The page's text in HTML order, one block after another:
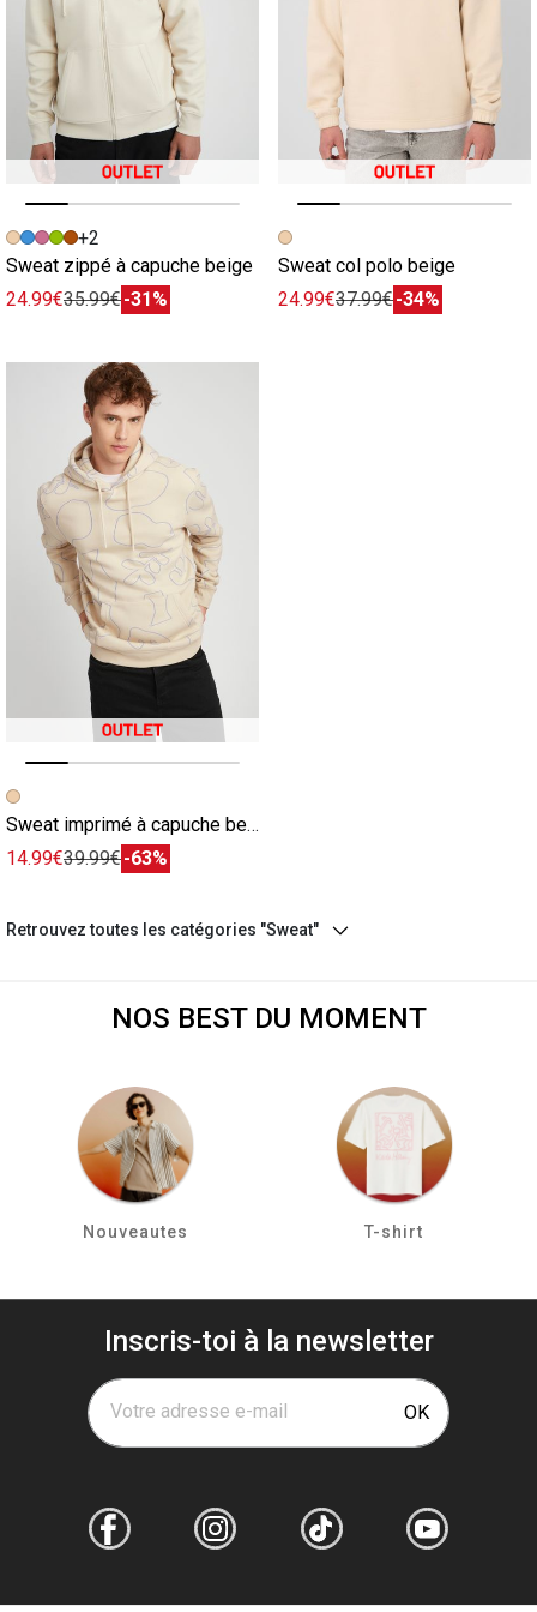
Image précédente
Image suivante
+2
Sweat zippé à capuche beige
24.99€35.99€-31%
Image précédente
Image suivante
Sweat col polo beige
24.99€37.99€-34%
Image précédente
Image suivante
Sweat imprimé à capuche beige
14.99€39.99€-63%
Retrouvez toutes les catégories "Sweat"
NOS BEST DU MOMENT
Nouveautes T-shirt
Inscris-toi à la newsletter
Votre adresse e-mail OK